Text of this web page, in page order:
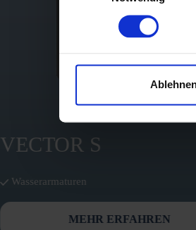
VECTOR S
Wasserarmaturen
MEHR ERFAHREN